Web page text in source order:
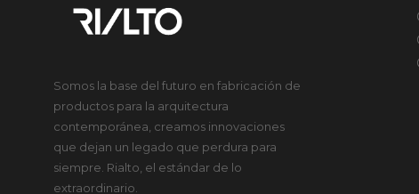
Somos la base del futuro en fabricación de
productos para la arquitectura
contemporánea, creamos innovaciones
que dejan un legado que perdura para
siempre. Rialto, el estándar de lo
extraordinario.